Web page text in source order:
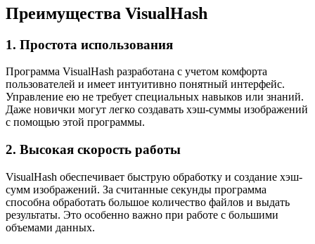
Преимущества VisualHash
1. Простота использования
Программа VisualHash разработана с учетом комфорта
пользователей и имеет интуитивно понятный интерфейс.
Управление ею не требует специальных навыков или знаний.
Даже новички могут легко создавать хэш-суммы изображений
с помощью этой программы.
2. Высокая скорость работы
VisualHash обеспечивает быструю обработку и создание хэш-
сумм изображений. За считанные секунды программа
способна обработать большое количество файлов и выдать
результаты. Это особенно важно при работе с большими
объемами данных.